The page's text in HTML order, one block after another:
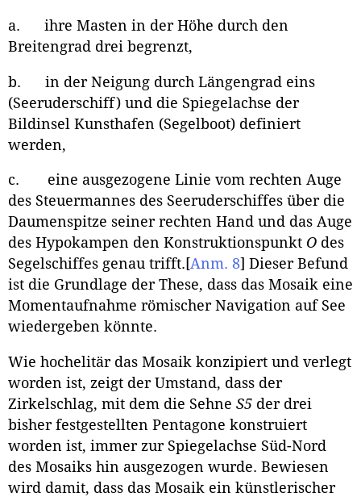
a. ihre Masten in der Höhe durch den
Breitengrad drei begrenzt,
b. in der Neigung durch Längengrad eins
(Seeruderschiff) und die Spiegelachse der
Bildinsel Kunsthafen (Segelboot) definiert
werden,
c. eine ausgezogene Linie vom rechten Auge
des Steuermannes des Seeruderschiffes über die
Daumenspitze seiner rechten Hand und das Auge
des Hypokampen den Konstruktionspunkt O des
Segelschiffes genau trifft. [Anm. 8] Dieser Befund
ist die Grundlage der These, dass das Mosaik eine
Momentaufnahme römischer Navigation auf See
wiedergeben könnte.
Wie hochelitär das Mosaik konzipiert und verlegt
worden ist, zeigt der Umstand, dass der
Zirkelschlag, mit dem die Sehne S5 der drei
bisher festgestellten Pentagone konstruiert
worden ist, immer zur Spiegelachse Süd-Nord
des Mosaiks hin ausgezogen wurde. Bewiesen
wird damit, dass das Mosaik ein künstlerischer